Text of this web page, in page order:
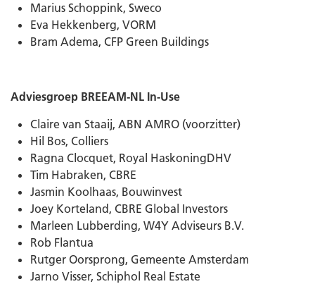
Marius Schoppink, Sweco
Eva Hekkenberg, VORM
Bram Adema, CFP Green Buildings
Adviesgroep BREEAM-NL In-Use
Claire van Staaij, ABN AMRO (voorzitter)
Hil Bos, Colliers
Ragna Clocquet, Royal HaskoningDHV
Tim Habraken, CBRE
Jasmin Koolhaas, Bouwinvest
Joey Korteland, CBRE Global Investors
Marleen Lubberding, W4Y Adviseurs B.V.
Rob Flantua
Rutger Oorsprong, Gemeente Amsterdam
Jarno Visser, Schiphol Real Estate